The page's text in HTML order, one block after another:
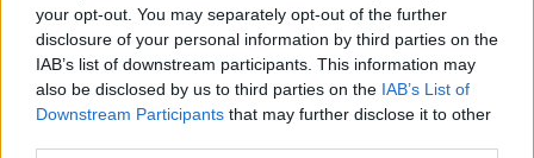
your opt-out. You may separately opt-out of the further
disclosure of your personal information by third parties on the
IAB’s list of downstream participants. This information may
also be disclosed by us to third parties on the IAB’s List of
Downstream Participants that may further disclose it to other
Film Hollywoodi filmipar